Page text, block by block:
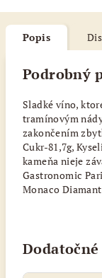
Popis
Podrobný
Sladké víno,
tramínovým
zakončením
Cukr-81,7g,
kameňa nieje
Gastronomic
Monaco